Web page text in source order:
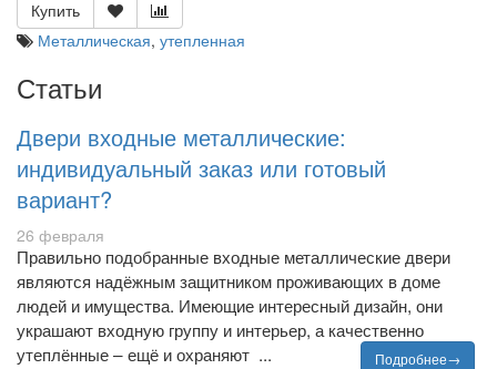
Купить
Металлическая, утепленная
Статьи
Двери входные металлические:
индивидуальный заказ или готовый
вариант?
26 февраля
Правильно подобранные входные металлические двери
являются надёжным защитником проживающих в доме
людей и имущества. Имеющие интересный дизайн, они
украшают входную группу и интерьер, а качественно
утеплённые – ещё и охраняют ...
Подробнее→